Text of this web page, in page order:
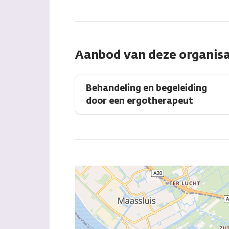
Aanbod van deze
Behandeling en begeleiding
door een ergotherapeut